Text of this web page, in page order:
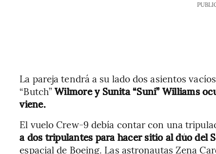
La pareja tendrá a su lado dos asientos
“Butch”Wilmore y Sunita “Suni” Williams
viene.
El vuelo Crew-9 debía contar con una
a dos tripulantes para hacer sitio al dúo del
espacial de Boeing. Las astronautas Zena